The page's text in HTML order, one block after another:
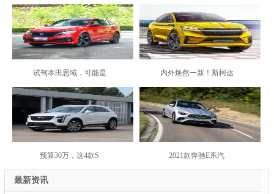
试驾本田思域，可能是 内外焕然一新！斯柯达
预算30万，这4款S 2021款奔驰E系汽
最新资讯